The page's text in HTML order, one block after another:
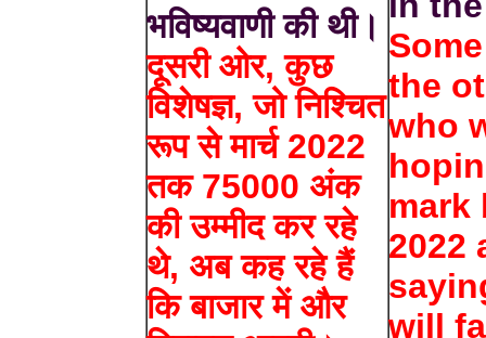
भविष्यवाणी की थी।
दूसरी ओर, कुछ
विशेषज्ञ, जो निश्चित
रूप से मार्च 2022
तक 75000 अंक
की उम्मीद कर रहे
थे, अब कह रहे हैं
कि बाजार में और
the
who
mark
2022
will